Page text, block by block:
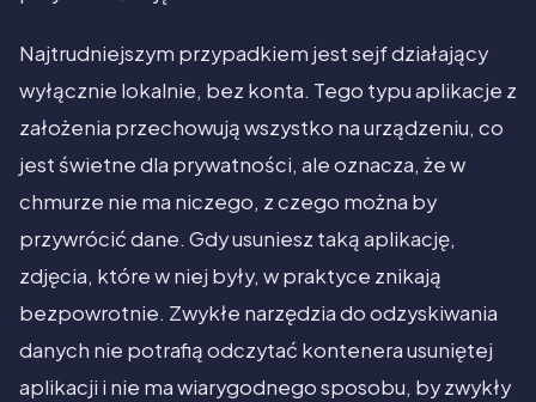
Najtrudniejszym przypadkiem jest sejf działający
wyłącznie lokalnie, bez konta. Tego typu aplikacje z
założenia przechowują wszystko na urządzeniu, co
jest świetne dla prywatności, ale oznacza, że w
chmurze nie ma niczego, z czego można by
przywrócić dane. Gdy usuniesz taką aplikację,
zdjęcia, które w niej były, w praktyce znikają
bezpowrotnie. Zwykłe narzędzia do odzyskiwania
danych nie potrafią odczytać kontenera usuniętej
aplikacji i nie ma wiarygodnego sposobu, by zwykły